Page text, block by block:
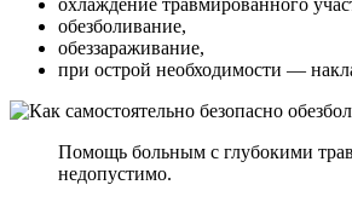
обезболивание,
обеззараживание,
при острой необходимости —
Помощь больным с глубокими
недопустимо.